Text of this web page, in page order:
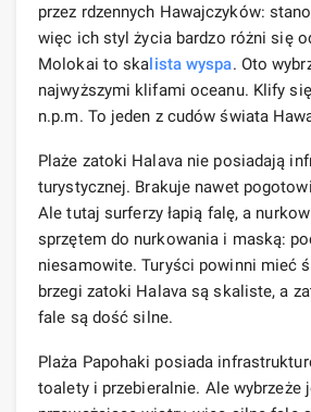
przez rdzennych Hawajczyków:
więc ich styl życia bardzo różni się
Molokai to skalista wyspa. Oto
najwyższymi klifami oceanu. Klify
n.p.m. To jeden z cudów świata
Plaże zatoki Halava nie posiadają
turystycznej. Brakuje nawet
Ale tutaj surferzy łapią falę, a
sprzętem do nurkowania i maską:
niesamowite. Turyści powinni mieć
brzegi zatoki Halava są skaliste, a
fale są dość silne.
Plaża Papohaki posiada
toalety i przebieralnie. Ale wybrzeże